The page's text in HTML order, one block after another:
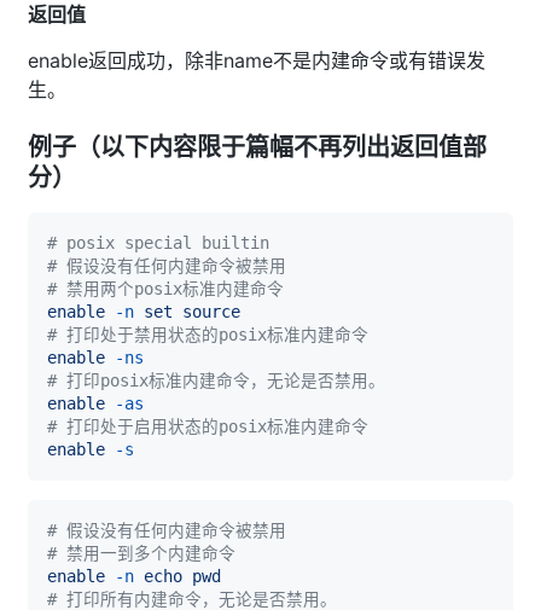
返回值
enable返回成功，除非name不是内建命令或有错误发
生。
例子（以下内容限于篇幅不再列出返回值部
分）
# posix special builtin
# 假设没有任何内建命令被禁用
# 禁用两个posix标准内建命令
enable
-n set
source
# 打印处于禁用状态的posix标准内建命令
enable
-ns
# 打印posix标准内建命令，无论是否禁用。
enable
-as
# 打印处于启用状态的posix标准内建命令
enable
-s
# 假设没有任何内建命令被禁用
# 禁用一到多个内建命令
enable
-n echo pwd
# 打印所有内建命令，无论是否禁用。